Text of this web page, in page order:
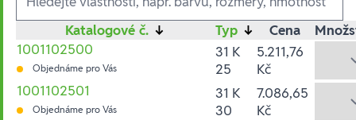
Katalogové č. ↓ Typ ↓ Cena
1001102500
Objednáme pro Vás
31 K
25
5.211,76
Kč
1001102501
Objednáme pro Vás
31 K
30
7.086,65
Kč